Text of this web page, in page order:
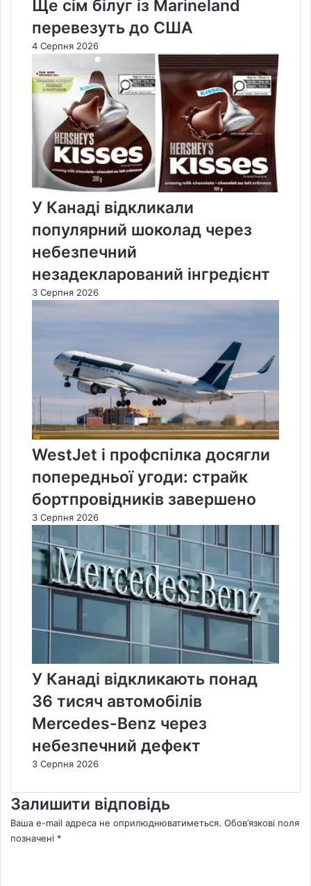
Ще сім білуг із Marineland
перевезуть до США
4 Серпня 2026
У Канаді відкликали
популярний шоколад через
небезпечний
незадекларований інгредієнт
3 Серпня 2026
WestJet і профспілка досягли
попередньої угоди: страйк
бортпровідників завершено
3 Серпня 2026
У Канаді відкликають понад
36 тисяч автомобілів
Mercedes-Benz через
небезпечний дефект
3 Серпня 2026
Залишити відповідь
Ваша e-mail адреса не оприлюднюватиметься. Обов’язкові поля
позначені *